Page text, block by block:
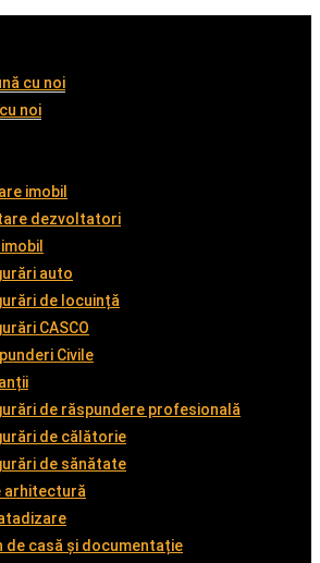
cu noi
noi
imobil
dezvoltatori
auto
de locuință
CASCO
Civile
de răspundere profesională
de călătorie
de sănătate
arhitectură
de casă și documentație